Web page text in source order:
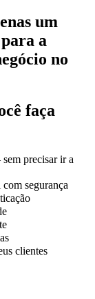
um
a
no
faça
precisar ir a
segurança
clientes